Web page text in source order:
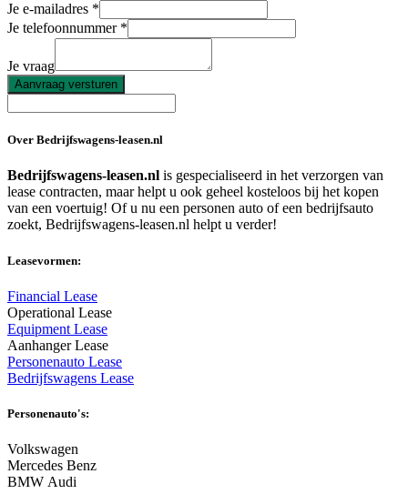
Je e-mailadres
Je telefoonnummer
Je vraag
Aanvraag versturen
Over Bedrijfswagens-leasen.nl
Bedrijfswagens-leasen.nl is gespecialiseerd in het verzorgen van
lease contracten, maar helpt u ook geheel kosteloos bij het kopen
van een voertuig! Of u nu een personen auto of een bedrijfsauto
zoekt, Bedrijfswagens-leasen.nl helpt u verder!
Leasevormen:
Financial Lease
Operational Lease
Equipment Lease
Aanhanger Lease
Personenauto Lease
Bedrijfswagens Lease
Personenauto's:
Volkswagen
Mercedes Benz
BMW Audi